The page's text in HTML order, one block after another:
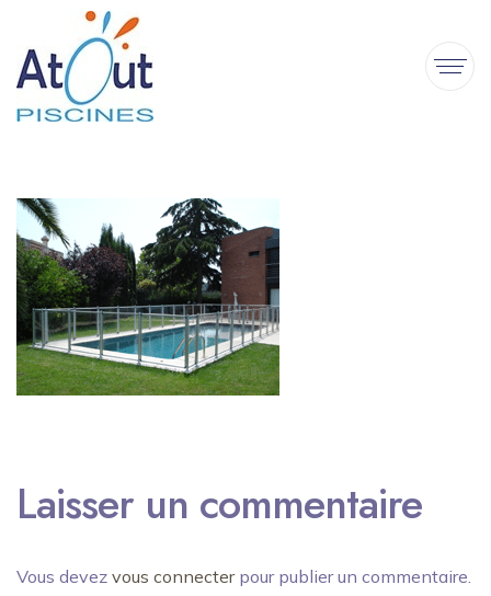
Laisser un commentaire
Vous devez vous connecterpour publier un commentaire.